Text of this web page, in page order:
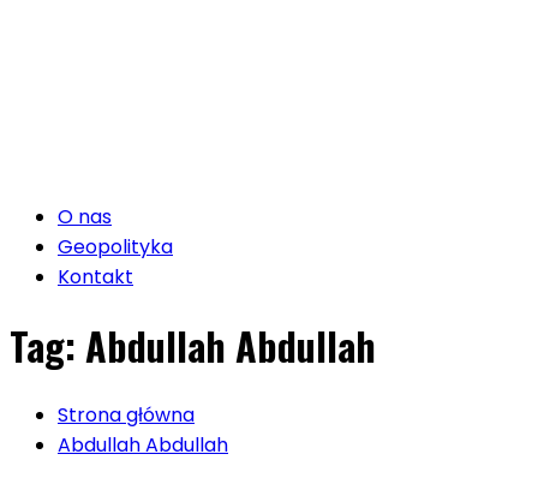
O nas
Geopolityka
Kontakt
Tag:Abdullah Abdullah
Strona główna
Abdullah Abdullah